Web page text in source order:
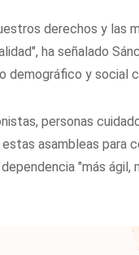
derechos y las
ha señalado
y social
personas
asambleas para
"más